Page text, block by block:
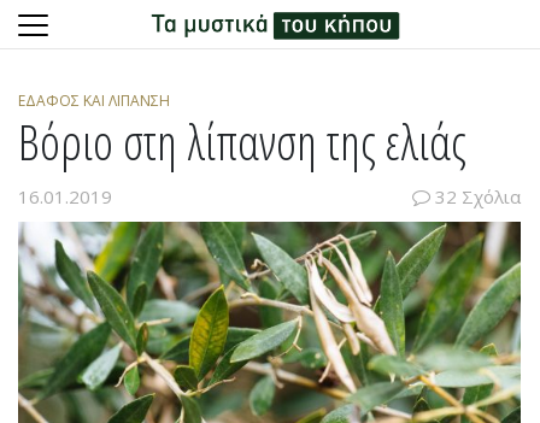
content
ΈΔΑΦΟΣ ΚΑΙ ΛΊΠΑΝΣΗ
Βόριο στη λίπανση της ελιάς
16.01.2019 32 Σχόλια